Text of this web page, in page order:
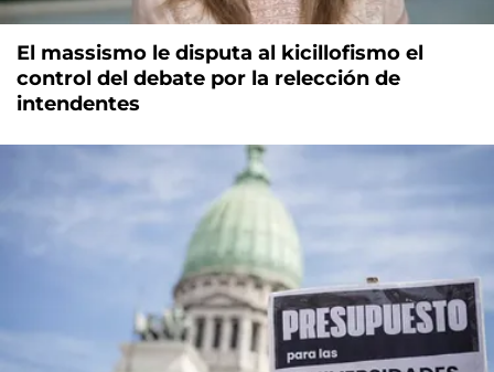
El massismo le disputa al kicillofismo el
control del debate por la relección de
intendentes